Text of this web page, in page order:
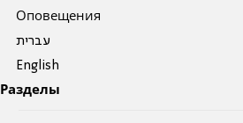
Оповещения
עברית
English
Разделы